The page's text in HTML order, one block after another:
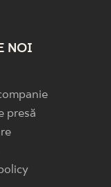
NOI
presă